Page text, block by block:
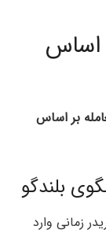
اساس
بر اساس
زمانی وارد